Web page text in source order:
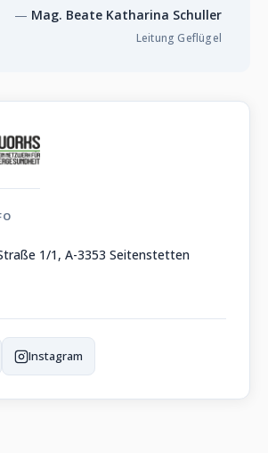
Mag. Beate Katharina Schuller
Leitung Geflügel
1/1, A-3353 Seitenstetten
Instagram